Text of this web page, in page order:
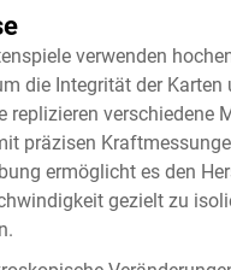
verwenden
die Integrität der
verschiedene
präzisen
ermöglicht es den
gezielt zu